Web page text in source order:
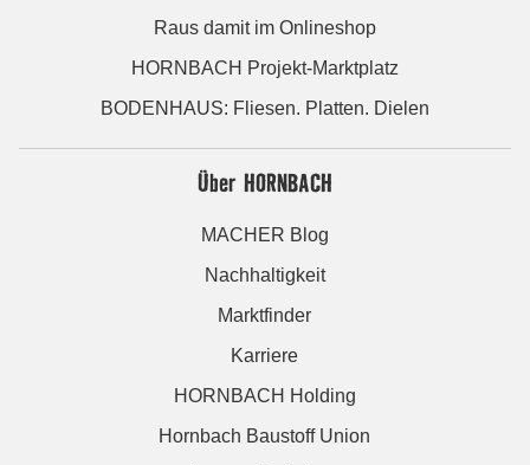
Raus damit im Onlineshop
HORNBACH Projekt-Marktplatz
BODENHAUS: Fliesen. Platten. Dielen
Über HORNBACH
MACHER Blog
Nachhaltigkeit
Marktfinder
Karriere
HORNBACH Holding
Hornbach Baustoff Union